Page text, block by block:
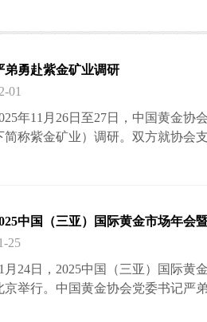
弟勇赴紫金矿业调研
01
年11月26日至27日，中国黄金协
简称紫金矿业）调研。双方就协会
行社会责任方面树立了行业标杆。
察紫金矿业、指导紫金山大开发时…
中国（三亚）国际黄金市场年会
25
月24日，2025中国（三亚）国际黄
京举行。中国黄金协会党委书记严